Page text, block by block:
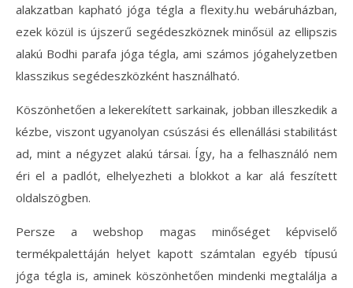
alakzatban kapható jóga tégla a flexity.hu webáruházban,
ezek közül is újszerű segédeszköznek minősül az ellipszis
alakú Bodhi parafa jóga tégla, ami számos jógahelyzetben
klasszikus segédeszközként használható.
Köszönhetően a lekerekített sarkainak, jobban illeszkedik a
kézbe, viszont ugyanolyan csúszási és ellenállási stabilitást
ad, mint a négyzet alakú társai. Így, ha a felhasználó nem
éri el a padlót, elhelyezheti a blokkot a kar alá feszített
oldalszögben.
Persze a webshop magas minőséget képviselő
termékpalettáján helyet kapott számtalan egyéb típusú
jóga tégla is, aminek köszönhetően mindenki megtalálja a